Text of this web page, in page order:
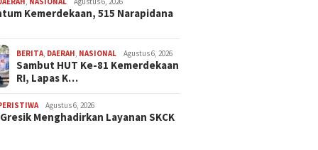
Kemerdekaan, 515 Narapidana
BERITA DAERAH NASIONAL Agustus 6, 2026
Sambut HUT Ke-81 Kemerdekaan
RI, Lapas K…
Agustus 6, 2026
Menghadirkan Layanan SKCK